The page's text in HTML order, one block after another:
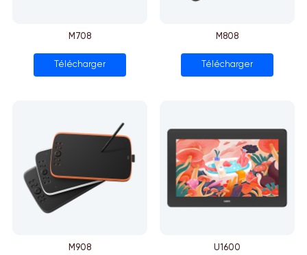
M708
Télécharger
M808
Télécharger
M908 U1600